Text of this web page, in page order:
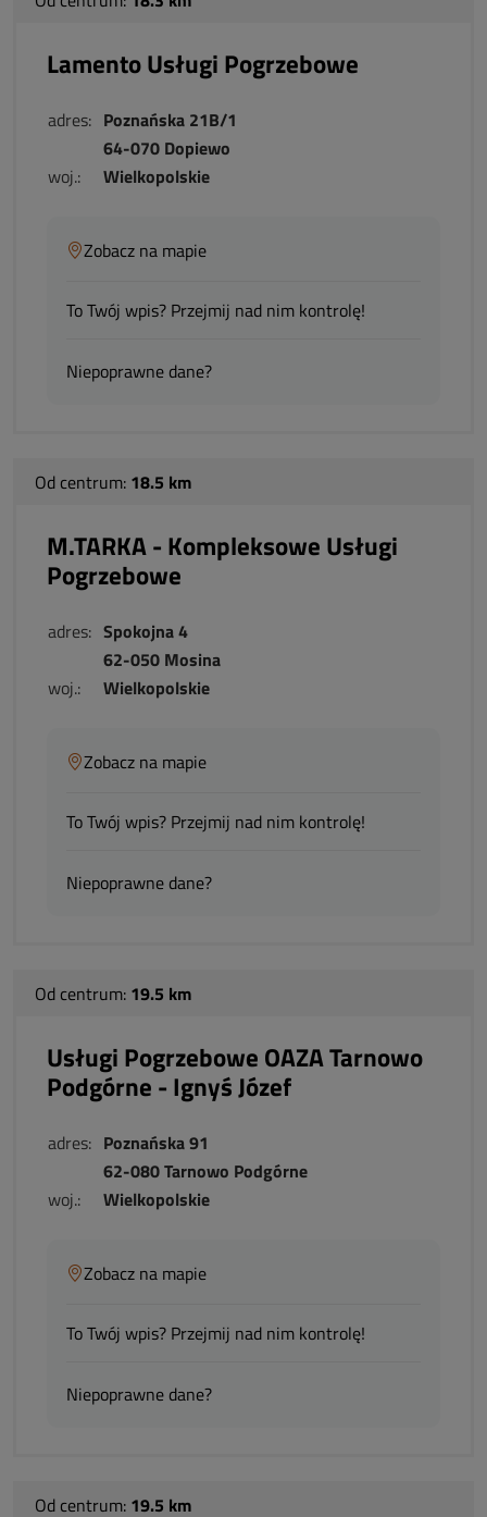
Lamento Usługi Pogrzebowe
adres: Poznańska 21B/1
64-070 Dopiewo
woj.:
Wielkopolskie
Zobacz na mapie
To Twój wpis? Przejmij nad nim kontrolę!
Niepoprawne dane?
Od centrum: 18.5 km
M.TARKA - Kompleksowe Usługi
Pogrzebowe
adres: Spokojna 4
62-050 Mosina
woj.:
Wielkopolskie
Zobacz na mapie
To Twój wpis? Przejmij nad nim kontrolę!
Niepoprawne dane?
Od centrum: 19.5 km
Usługi Pogrzebowe OAZA Tarnowo
Podgórne - Ignyś Józef
adres: Poznańska 91
62-080 Tarnowo Podgórne
woj.:
Wielkopolskie
Zobacz na mapie
To Twój wpis? Przejmij nad nim kontrolę!
Niepoprawne dane?
Od centrum: 19.5 km